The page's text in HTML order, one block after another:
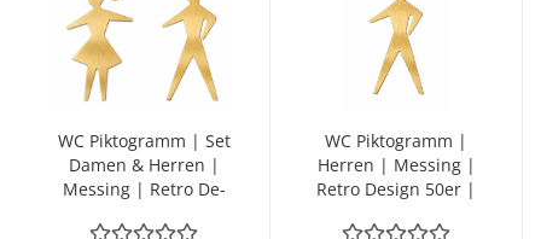
WC Pik­to­gramm | Set
Damen & Her­ren |
Mes­sing | Retro De­
WC Pik­to­gramm |
Her­ren | Mes­sing |
Retro De­sign 50er |